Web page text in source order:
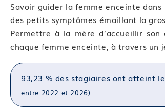
Savoir guider la femme enceinte
des petits symptômes émaillant la
Permettre à la mère d’accueillir
chaque femme enceinte, à travers un
93,23 % des stagiaires ont atteint
entre 2022 et 2026)